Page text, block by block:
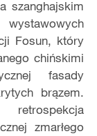
szanghajskim
Fosun, który
chińskimi
fasady
brązem.
zmarłego